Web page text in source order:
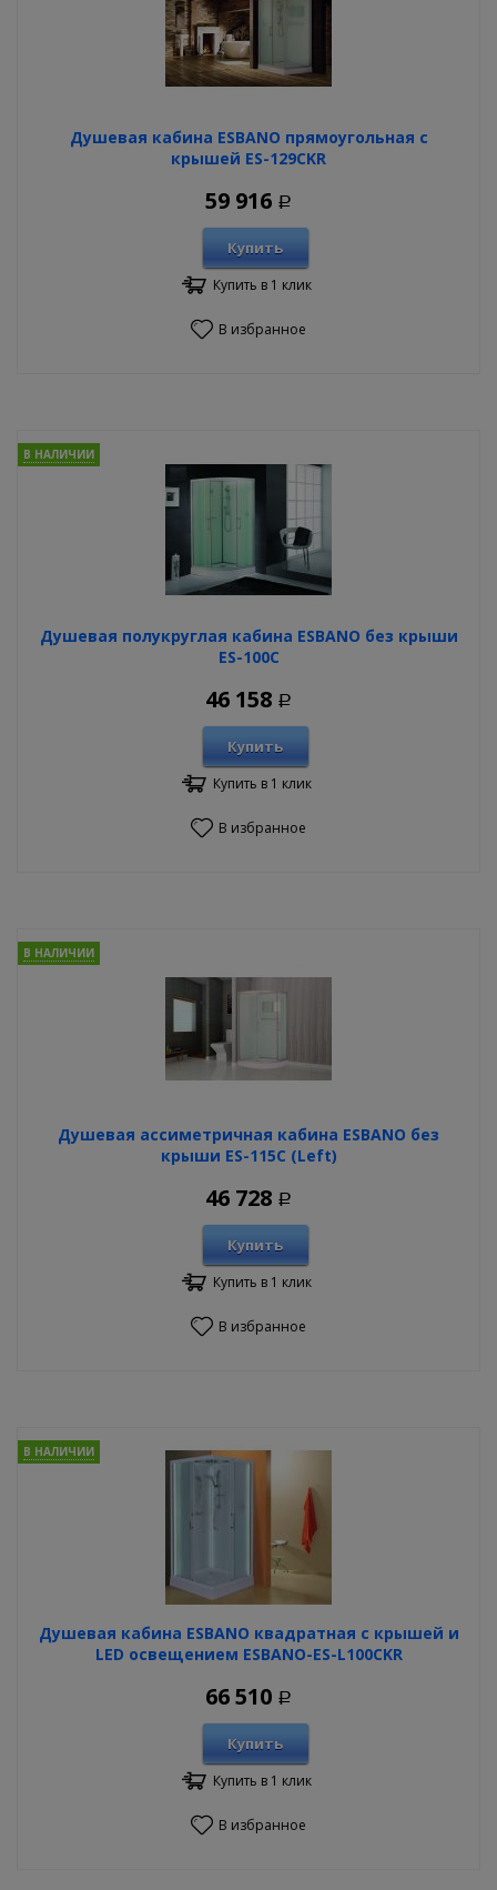
Душевая кабина ESBANO прямоугольная с
крышей ES-129CKR
59 916 Р
Купить
Купить в 1 клик
В избранное
Душевая полукруглая кабина ESBANO без крыши
ES-100C
В НАЛИЧИИ
46 158 Р
Купить
Купить в 1 клик
В избранное
Душевая ассиметричная кабина ESBANO без
крыши ES-115C (Left)
В НАЛИЧИИ
46 728 Р
Купить
Купить в 1 клик
В избранное
Душевая кабина ESBANO квадратная с крышей и
LED освещением ESBANO-ES-L100CKR
В НАЛИЧИИ
66 510 Р
Купить
Купить в 1 клик
В избранное